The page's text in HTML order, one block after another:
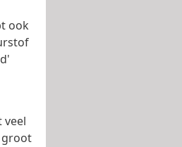
ook
groot